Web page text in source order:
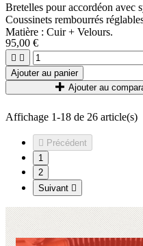
Bretelles pour accordéon avec
Coussinets rembourrés
Matière : Cuir + Velours.
95,00 €
 
Ajouter au panier
Ajouter au
Affichage 1-18 de 26 article(s)
 Précédent
1
2
Suivant 